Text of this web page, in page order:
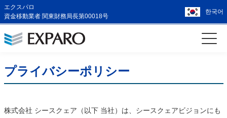
エクスパロ
資金移動業者 関東財務局長第00018号
한국어
プライバシーポリシー
株式会社 シースクェア（以下 当社）は、シースクェアビジョンにも